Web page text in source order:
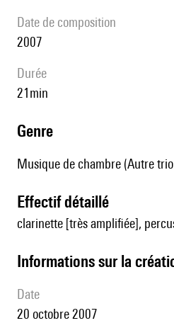
date de composition
2007
durée
21min
genre
Musique de chambre (Autre
effectif détaillé
clarinette [très amplifiée],
informations sur la
date
20 octobre 2007